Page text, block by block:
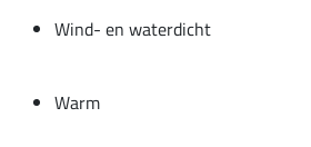
Wind- en waterdicht
Warm